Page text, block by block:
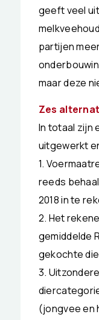
geeft veel
partijen
maar deze
Zes
In totaal zijn
uitgewerkt
1.
reeds
2018 in te
2. Het
gemiddelde
gekochte
3.
(jongvee en